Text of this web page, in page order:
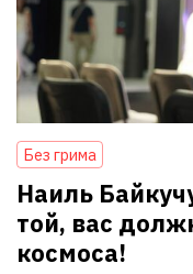
Без грима
Наиль
той, вас
космоса!